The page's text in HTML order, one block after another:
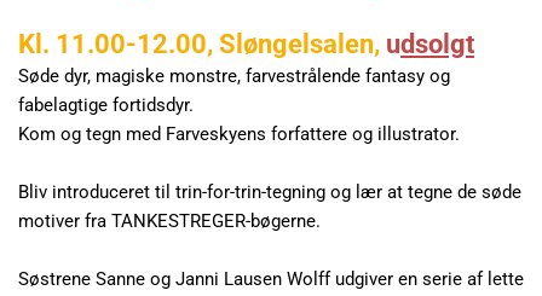
Kl. 11.00-12.00, Sløngelsalen, udsolgt
Søde dyr, magiske monstre, farvestrålende fantasy og
fabelagtige fortidsdyr.
Kom og tegn med Farveskyens forfattere og illustrator.
Bliv introduceret til trin-for-trin-tegning og lær at tegne de søde
motiver fra TANKESTREGER-bøgerne.
Søstrene Sanne og Janni Lausen Wolff udgiver en serie af lette